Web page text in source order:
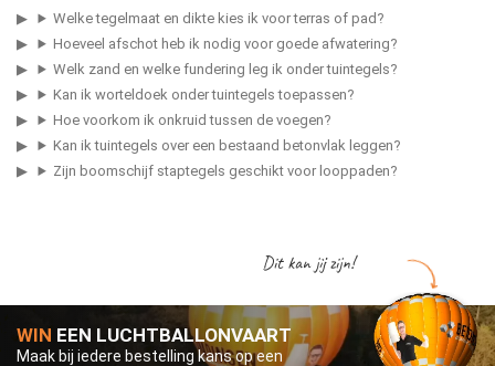
Welke tegelmaat en dikte kies ik voor terras of pad?
Hoeveel afschot heb ik nodig voor goede afwatering?
Welk zand en welke fundering leg ik onder tuintegels?
Kan ik worteldoek onder tuintegels toepassen?
Hoe voorkom ik onkruid tussen de voegen?
Kan ik tuintegels over een bestaand betonvlak leggen?
Zijn boomschijf staptegels geschikt voor looppaden?
WIN EEN LUCHTBALLONVAART
Maak bij iedere bestelling kans op een
Dit kan jij zijn!